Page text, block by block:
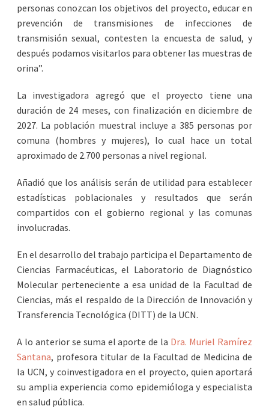
personas conozcan los objetivos del proyecto, educar en
prevención de transmisiones de infecciones de
transmisión sexual, contesten la encuesta de salud, y
después podamos visitarlos para obtener las muestras de
orina”.
La investigadora agregó que el proyecto tiene una
duración de 24 meses, con finalización en diciembre de
2027. La población muestral incluye a 385 personas por
comuna (hombres y mujeres), lo cual hace un total
aproximado de 2.700 personas a nivel regional.
Añadió que los análisis serán de utilidad para establecer
estadísticas poblacionales y resultados que serán
compartidos con el gobierno regional y las comunas
involucradas.
En el desarrollo del trabajo participa el Departamento de
Ciencias Farmacéuticas, el Laboratorio de Diagnóstico
Molecular perteneciente a esa unidad de la Facultad de
Ciencias, más el respaldo de la Dirección de Innovación y
Transferencia Tecnológica (DITT) de la UCN.
A lo anterior se suma el aporte de la Dra. Muriel Ramírez
Santana, profesora titular de la Facultad de Medicina de
la UCN, y coinvestigadora en el proyecto, quien aportará
su amplia experiencia como epidemióloga y especialista
en salud pública.